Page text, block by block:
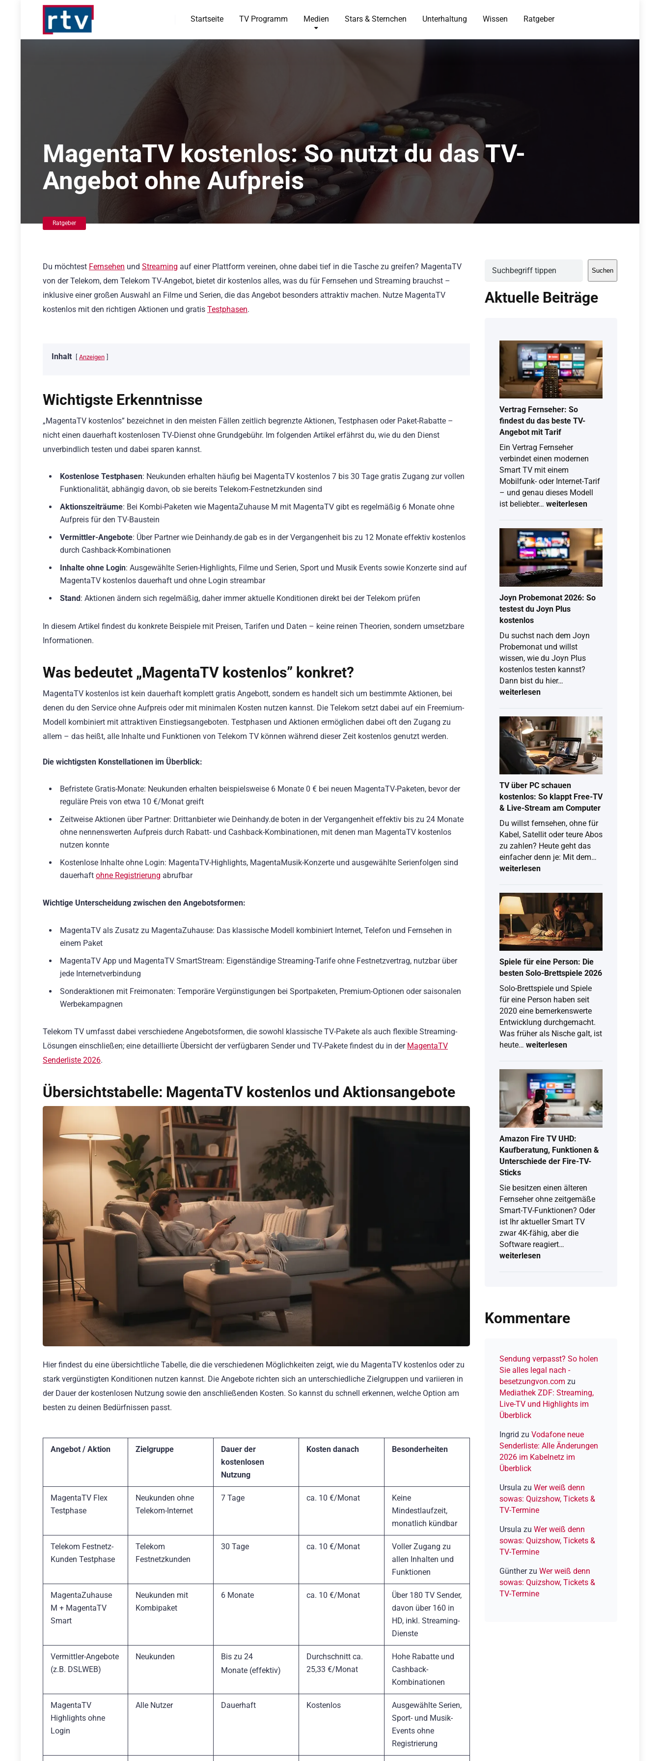
Startseite TV Programm Medien Stars & Sternchen Unterhaltung Wissen Ratgeber
MagentaTV kostenlos: So nutzt du das TV-
Angebot ohne Aufpreis
Ratgeber
Du möchtest Fernsehen und Streaming auf einer Plattform vereinen, ohne dabei tief in die Tasche zu greifen? MagentaTV
von der Telekom, dem Telekom TV-Angebot, bietet dir kostenlos alles, was du für Fernsehen und Streaming brauchst –
inklusive einer großen Auswahl an Filme und Serien, die das Angebot besonders attraktiv machen. Nutze MagentaTV
kostenlos mit den richtigen Aktionen und gratis Testphasen.
Inhalt Anzeigen
Wichtigste Erkenntnisse
„MagentaTV kostenlos” bezeichnet in den meisten Fällen zeitlich begrenzte Aktionen, Testphasen oder Paket-Rabatte –
nicht einen dauerhaft kostenlosen TV-Dienst ohne Grundgebühr. Im folgenden Artikel erfährst du, wie du den Dienst
unverbindlich testen und dabei sparen kannst.
Kostenlose Testphasen: Neukunden erhalten häufig bei MagentaTV kostenlos 7 bis 30 Tage gratis Zugang zur vollen
Funktionalität, abhängig davon, ob sie bereits Telekom-Festnetzkunden sind
Aktionszeiträume: Bei Kombi-Paketen wie MagentaZuhause M mit MagentaTV gibt es regelmäßig 6 Monate ohne
Aufpreis für den TV-Baustein
Vermittler-Angebote: Über Partner wie Deinhandy.de gab es in der Vergangenheit bis zu 12 Monate effektiv kostenlos
durch Cashback-Kombinationen
Inhalte ohne Login: Ausgewählte Serien-Highlights, Filme und Serien, Sport und Musik Events sowie Konzerte sind auf
MagentaTV kostenlos dauerhaft und ohne Login streambar
Stand : Aktionen ändern sich regelmäßig, daher immer aktuelle Konditionen direkt bei der Telekom prüfen
In diesem Artikel findest du konkrete Beispiele mit Preisen, Tarifen und Daten – keine reinen Theorien, sondern umsetzbare
Informationen.
Was bedeutet „MagentaTV kostenlos” konkret?
MagentaTV kostenlos ist kein dauerhaft komplett gratis Angebott, sondern es handelt sich um bestimmte Aktionen, bei
denen du den Service ohne Aufpreis oder mit minimalen Kosten nutzen kannst. Die Telekom setzt dabei auf ein Freemium-
Modell kombiniert mit attraktiven Einstiegsangeboten. Testphasen und Aktionen ermöglichen dabei oft den Zugang zu
allem – das heißt, alle Inhalte und Funktionen von Telekom TV können während dieser Zeit kostenlos genutzt werden.
Die wichtigsten Konstellationen im Überblick:
Befristete Gratis-Monate: Neukunden erhalten beispielsweise 6 Monate 0 € bei neuen MagentaTV-Paketen, bevor der
reguläre Preis von etwa 10 €/Monat greift
Zeitweise Aktionen über Partner: Drittanbieter wie Deinhandy.de boten in der Vergangenheit effektiv bis zu 24 Monate
ohne nennenswerten Aufpreis durch Rabatt- und Cashback-Kombinationen, mit denen man MagentaTV kostenlos
nutzen konnte
Kostenlose Inhalte ohne Login: MagentaTV-Highlights, MagentaMusik-Konzerte und ausgewählte Serienfolgen sind
dauerhaft ohne Registrierung abrufbar
Wichtige Unterscheidung zwischen den Angebotsformen:
MagentaTV als Zusatz zu MagentaZuhause: Das klassische Modell kombiniert Internet, Telefon und Fernsehen in
einem Paket
MagentaTV App und MagentaTV SmartStream: Eigenständige Streaming-Tarife ohne Festnetzvertrag, nutzbar über
jede Internetverbindung
Sonderaktionen mit Freimonaten: Temporäre Vergünstigungen bei Sportpaketen, Premium-Optionen oder saisonalen
Werbekampagnen
Telekom TV umfasst dabei verschiedene Angebotsformen, die sowohl klassische TV-Pakete als auch flexible Streaming-
Lösungen einschließen; eine detaillierte Übersicht der verfügbaren Sender und TV-Pakete findest du in der MagentaTV
Senderliste 2026.
Übersichtstabelle: MagentaTV kostenlos und Aktionsangebote
Hier findest du eine übersichtliche Tabelle, die die verschiedenen Möglichkeiten zeigt, wie du MagentaTV kostenlos oder zu
stark vergünstigten Konditionen nutzen kannst. Die Angebote richten sich an unterschiedliche Zielgruppen und variieren in
der Dauer der kostenlosen Nutzung sowie den anschließenden Kosten. So kannst du schnell erkennen, welche Option am
besten zu deinen Bedürfnissen passt.
Angebot / Aktion Zielgruppe
Dauer der
kostenlosen
Nutzung
Kosten danach Besonderheiten
MagentaTV Flex
Testphase
Neukunden ohne
Telekom-Internet
7 Tage ca. 10 €/Monat
Keine
Mindestlaufzeit,
monatlich kündbar
Telekom Festnetz-
Kunden Testphase
Telekom
Festnetzkunden
30 Tage ca. 10 €/Monat
Voller Zugang zu
allen Inhalten und
Funktionen
MagentaZuhause
M + MagentaTV
Smart
Neukunden mit
Kombipaket
6 Monate ca. 10 €/Monat
Über 180 TV Sender,
davon über 160 in
HD, inkl. Streaming-
Dienste
Vermittler-Angebote
(z.B. DSLWEB)
Neukunden
Bis zu 24
Monate (effektiv)
Durchschnitt ca.
25,33 €/Monat
Hohe Rabatte und
Cashback-
Kombinationen
MagentaTV
Highlights ohne
Login
Alle Nutzer Dauerhaft Kostenlos
Ausgewählte Serien,
Sport- und Musik-
Events ohne
Registrierung
Suchen
Aktuelle Beiträge
Vertrag Fernseher: So
findest du das beste TV-
Angebot mit Tarif
Ein Vertrag Fernseher
verbindet einen modernen
Smart TV mit einem
Mobilfunk- oder Internet-Tarif
– und genau dieses Modell
ist beliebter… Vertrag
So
findest
du
das
beste
TV-
Angebot
mit
weiterlesen
Joyn Probemonat 2026: So
testest du Joyn Plus
kostenlos
Du suchst nach dem Joyn
Probemonat und willst
wissen, wie du Joyn Plus
kostenlos testen kannst?
Dann bist du hier…
du
Joyn
Plus
kostenlos
weiterlesen
TV über PC schauen
kostenlos: So klappt Free-TV
& Live-Stream am Computer
Du willst fernsehen, ohne für
Kabel, Satellit oder teure Abos
zu zahlen? Heute geht das
einfacher denn je: Mit dem…
schauen
TV
Live-
weiterlesen
Spiele für eine Person: Die
besten Solo-Brettspiele 2026
Solo-Brettspiele und Spiele
für eine Person haben seit
2020 eine bemerkenswerte
Entwicklung durchgemacht.
Was früher als Nische galt, ist
heute… Spiele
eine
Person:
Die
besten
Solo-
Brettspiele
2026
weiterlesen
Amazon Fire TV UHD:
Kaufberatung, Funktionen &
Unterschiede der Fire-TV-
Sticks
Sie besitzen einen älteren
Fernseher ohne zeitgemäße
Smart-TV-Funktionen? Oder
ist Ihr aktueller Smart TV
zwar 4K-fähig, aber die
Software reagiert…
Unterschiede
TV-
Sticks
weiterlesen
Kommentare
Sendung verpasst? So holen
Sie alles legal nach -
besetzungvon.com zu
Mediathek ZDF: Streaming,
Live-TV und Highlights im
Überblick
Ingrid zu Vodafone neue
Senderliste: Alle Änderungen
2026 im Kabelnetz im
Überblick
Ursula zu Wer weiß denn
sowas: Quizshow, Tickets &
TV-Termine
Ursula zu Wer weiß denn
sowas: Quizshow, Tickets &
TV-Termine
Güntherzu Wer weiß denn
sowas: Quizshow, Tickets &
TV-Termine